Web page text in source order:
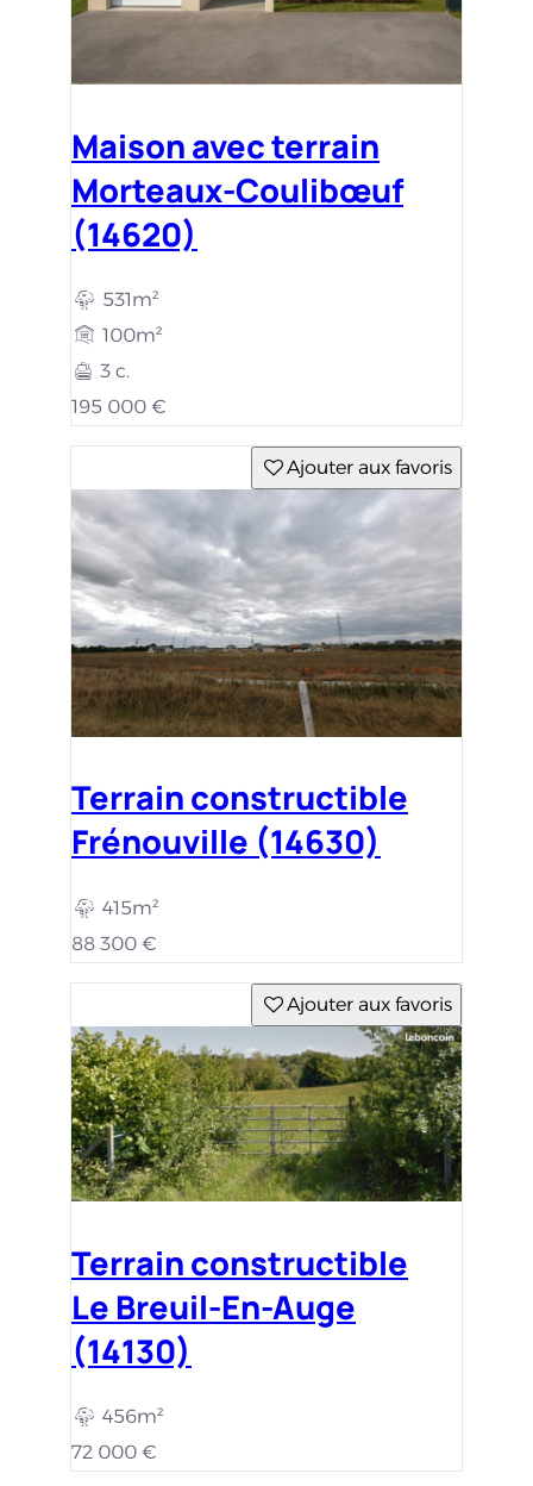
Maison avec terrain
Morteaux-Coulibœuf
(14620)
531m²
100m²
3 c.
195 000 €
Ajouter aux favoris
Terrain constructible
Frénouville (14630)
415m²
88 300 €
Ajouter aux favoris
Terrain constructible
Le Breuil-En-Auge
(14130)
456m²
72 000 €